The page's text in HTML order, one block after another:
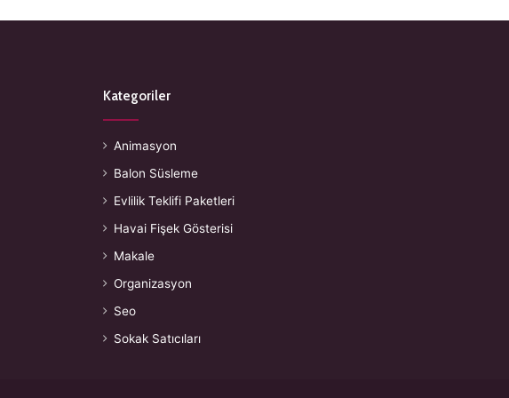
Kategoriler
Animasyon
Balon Süsleme
Evlilik Teklifi Paketleri
Havai Fişek Gösterisi
Makale
Organizasyon
Seo
Sokak Satıcıları